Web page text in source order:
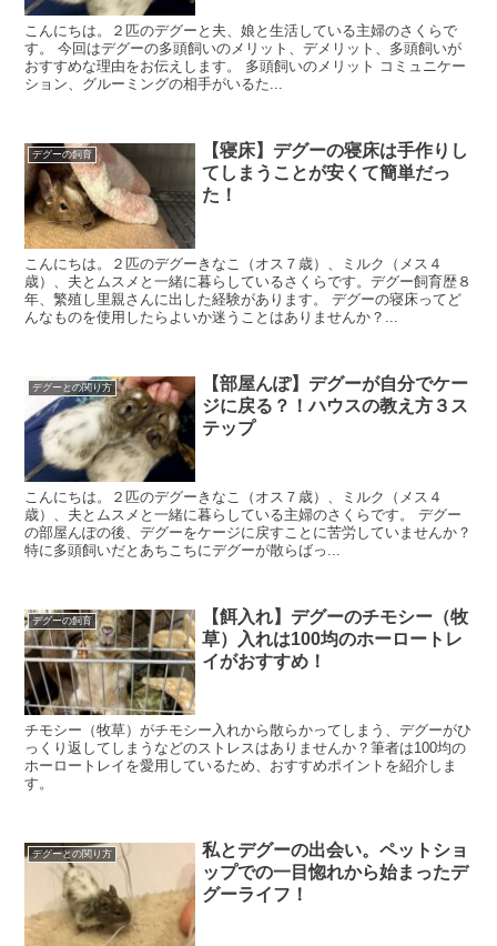
こんにちは。２匹のデグーと夫、娘と生活している主婦のさくらで
す。 今回はデグーの多頭飼いのメリット、デメリット、多頭飼いが
おすすめな理由をお伝えします。 多頭飼いのメリット コミュニケー
ション、グルーミングの相手がいるた...
デグーの飼育
【寝床】デグーの寝床は手作りし
てしまうことが安くて簡単だっ
た！
こんにちは。２匹のデグーきなこ（オス７歳）、ミルク（メス４
歳）、夫とムスメと一緒に暮らしているさくらです。デグー飼育歴８
年、繁殖し里親さんに出した経験があります。 デグーの寝床ってど
んなものを使用したらよいか迷うことはありませんか？...
デグーとの関り方
【部屋んぽ】デグーが自分でケー
ジに戻る？！ハウスの教え方３ス
テップ
こんにちは。２匹のデグーきなこ（オス７歳）、ミルク（メス４
歳）、夫とムスメと一緒に暮らしている主婦のさくらです。 デグー
の部屋んぽの後、デグーをケージに戻すことに苦労していませんか？
特に多頭飼いだとあちこちにデグーが散らばっ...
デグーの飼育
【餌入れ】デグーのチモシー（牧
草）入れは100均のホーロートレ
イがおすすめ！
チモシー（牧草）がチモシー入れから散らかってしまう、デグーがひ
っくり返してしまうなどのストレスはありませんか？筆者は100均の
ホーロートレイを愛用しているため、おすすめポイントを紹介しま
す。
デグーとの関り方
私とデグーの出会い。ペットショ
ップでの一目惚れから始まったデ
グーライフ！